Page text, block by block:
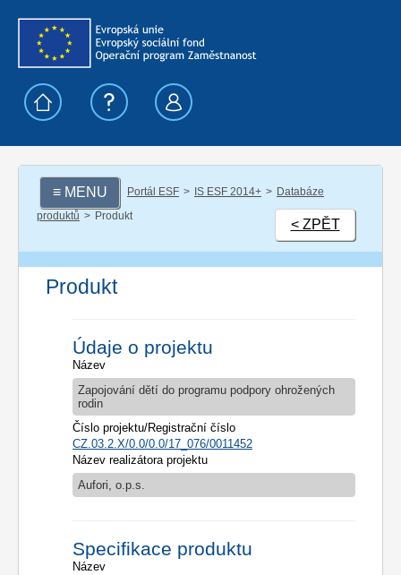
≡ MENU Portál ESF IS ESF 2014+
Databáze
produktů
Produkt
< ZPĚT
Produkt
Údaje o projektu
Název
Zapojování dětí do programu podpory ohrožených
rodin
Číslo projektu/Registrační číslo
CZ.03.2.X/0.0/0.0/17_076/0011452
Název realizátora projektu
Aufori, o.p.s.
Specifikace produktu
Název